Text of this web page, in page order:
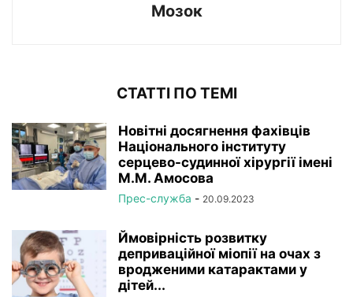
Мозок
СТАТТІ ПО ТЕМІ
Новітні досягнення фахівців
Національного інституту
серцево-судинної хірургії імeні
М.М. Амосова
Прес-служба - 20.09.2023
Ймовірність розвитку
деприваційної міопії на очах з
вродженими катарактами у
дітей...